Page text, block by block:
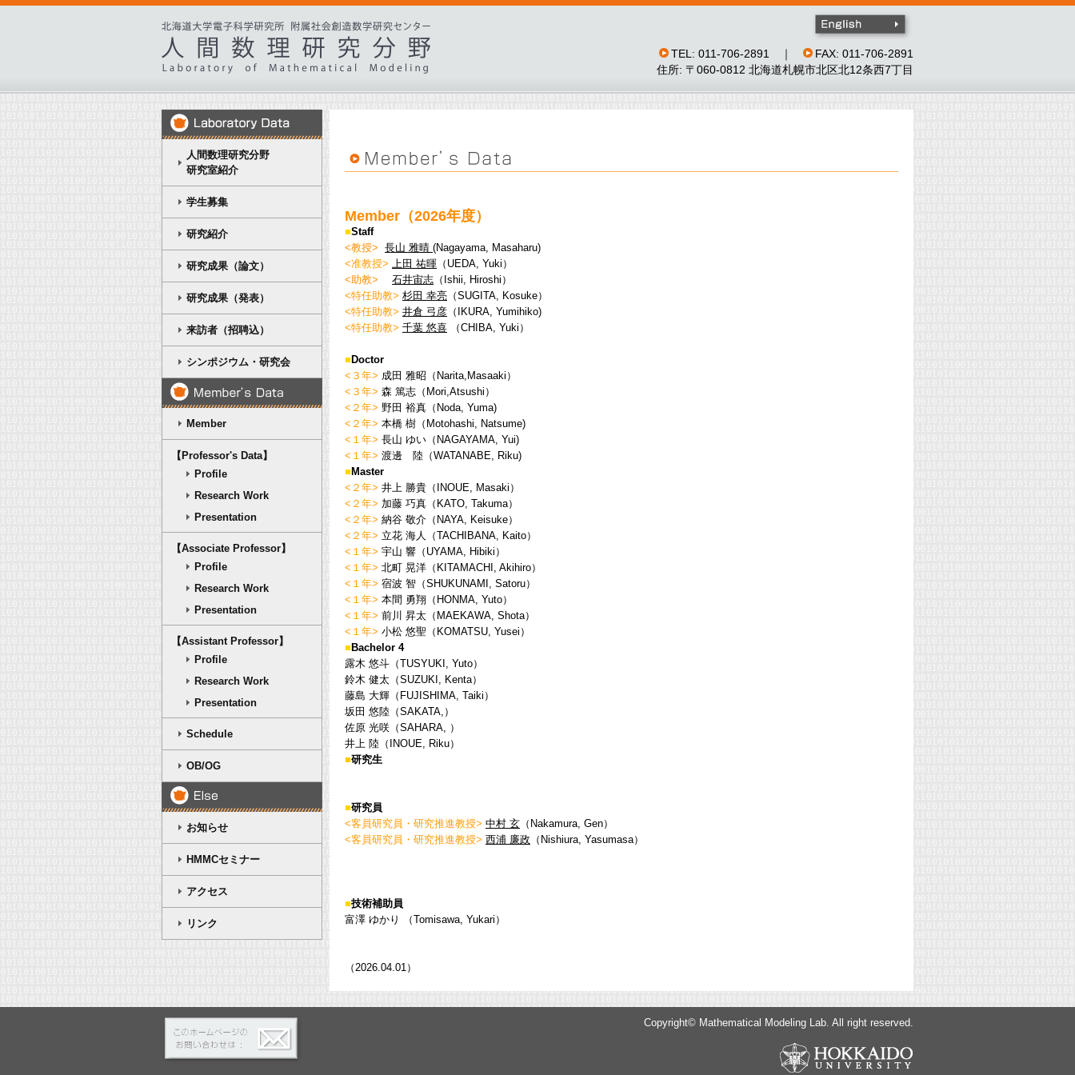
TEL: 011-706-2891 ｜
FAX: 011-706-2891
住所: 〒060-0812 北海道札幌市北区北12条西7丁目
人間数理研究分野
研究室紹介
学生募集
研究紹介
研究成果（論文）
研究成果（発表）
来訪者（招聘込）
シンポジウム・研究会
Member
【Professor's Data】
Profile
Research Work
Presentation
【Associate Professor】
Profile
Research Work
Presentation
【Assistant Professor】
Profile
Research Work
Presentation
Schedule
OB/OG
お知らせ
HMMCセミナー
アクセス
リンク
Member（2026年度）
■Staff
<教授> 長山 雅晴 (Nagayama, Masaharu)
<准教授> 上田 祐暉 （UEDA, Yuki）
<助教> 石井宙志 （Ishii, Hiroshi）
<特任助教> 杉田 幸亮 （SUGITA, Kosuke）
<特任助教> 井倉 弓彦 （IKURA, Yumihiko)
<特任助教> 千葉 悠喜 （CHIBA, Yuki）
■ Doctor
<３年> 成田 雅昭（Narita,Masaaki）
<３年> 森 篤志 （Mori,Atsushi）
<２年> 野田 裕真（Noda, Yuma)
<２年> 本橋 樹（Motohashi, Natsume)
<１年> 長山 ゆい（NAGAYAMA, Yui)
<１年> 渡邊 陸（WATANABE, Riku)
■ Master
<２年> 井上 勝貴（INOUE, Masaki）
<２年> 加藤 巧真（KATO, Takuma）
<２年> 納谷 敬介（NAYA, Keisuke）
<２年> 立花 海人
（TACHIBANA, Kaito）
<１年> 宇山 響（UYAMA, Hibiki）
<１年> 北町 晃洋（KITAMACHI, Akihiro）
<１年> 宿波 智（SHUKUNAMI, Satoru）
<１年> 本間 勇翔（HONMA, Yuto）
<１年> 前川 昇太（MAEKAWA, Shota）
<１年> 小松 悠聖（KOMATSU, Yusei）
■ Bachelor 4
露木 悠斗（TUSYUKI, Yuto）
鈴木 健太（SUZUKI, Kenta）
藤島 大輝（FUJISHIMA, Taiki）
坂田 悠陸（SAKATA,）
佐原 光咲（SAHARA, ）
井上 陸（INOUE, Riku）
■研究生
■研究員
<客員研究員・研究推進教授> 中村 玄 （Nakamura, Gen）
<客員研究員・研究推進教授> 西浦 廉政 （Nishiura, Yasumasa）
■技術補助員
富澤 ゆかり （Tomisawa, Yukari）
（2026.04.01）
Copyright© Mathematical Modeling Lab. All right reserved.